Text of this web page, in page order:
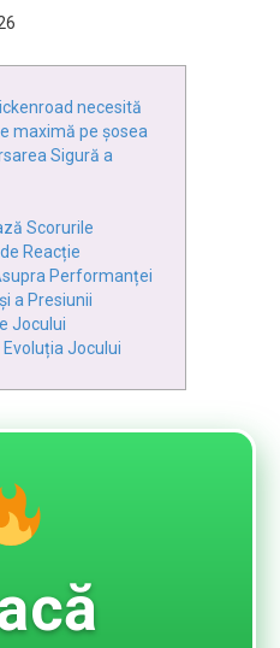
necesită
maximă pe șosea
Sigură a
Scorurile
Reacție
Performanței
a Presiunii
Jocului
Jocului